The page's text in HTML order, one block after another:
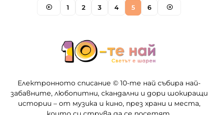
1 2 3 4 5 6
Електронното списание © 10-те най събира най-
забавните, любопитни, скандални и дори шокиращи
истории – от музика и кино, през храни и места,